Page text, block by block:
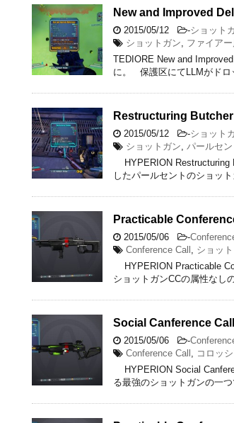
New and Improved
2015/05/12 -ショット
ショットガン, ファイア
TEDIORE New and
に。 保護区にてLLMがド
Restructuring
2015/05/12 -ショット
ショットガン, パールセン
HYPERION Restructuring
したパールセントのショッ
Practicable
2015/05/06 -
Conference Call , ショッ
HYPERION Practicable
ショットガンCCの属性なし
Social Canference
2015/05/06 -
Conference Call , コロッ
HYPERION Social
る最強のショットガンの一